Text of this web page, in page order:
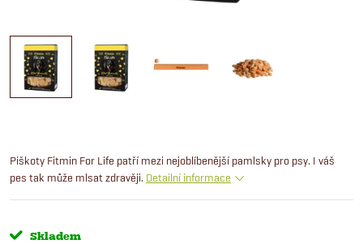
Piškoty Fitmin For Life patří mezi nejoblíbenější pamlsky pro psy. I váš
pes tak může mlsat zdravěji. Detailní informace
Skladem